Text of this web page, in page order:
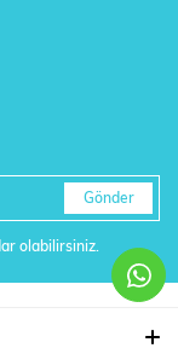
Gönder
olabilirsiniz.